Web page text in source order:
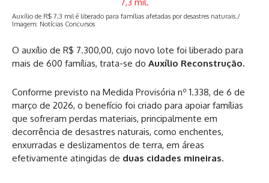
Auxílio de R$ 7,3 mil é liberado para famílias afetadas por desastres naturais./
Imagem: Notícias Concursos
O auxílio de R$ 7.300,00, cujo novo lote foi liberado para
mais de 600 famílias, trata-se do Auxílio Reconstrução.
Conforme previsto na Medida Provisória nº 1.338, de 6 de
março de 2026, o benefício foi criado para apoiar famílias
que sofreram perdas materiais, principalmente em
decorrência de desastres naturais, como enchentes,
enxurradas e deslizamentos de terra, em áreas
efetivamente atingidas de duas cidades mineiras.